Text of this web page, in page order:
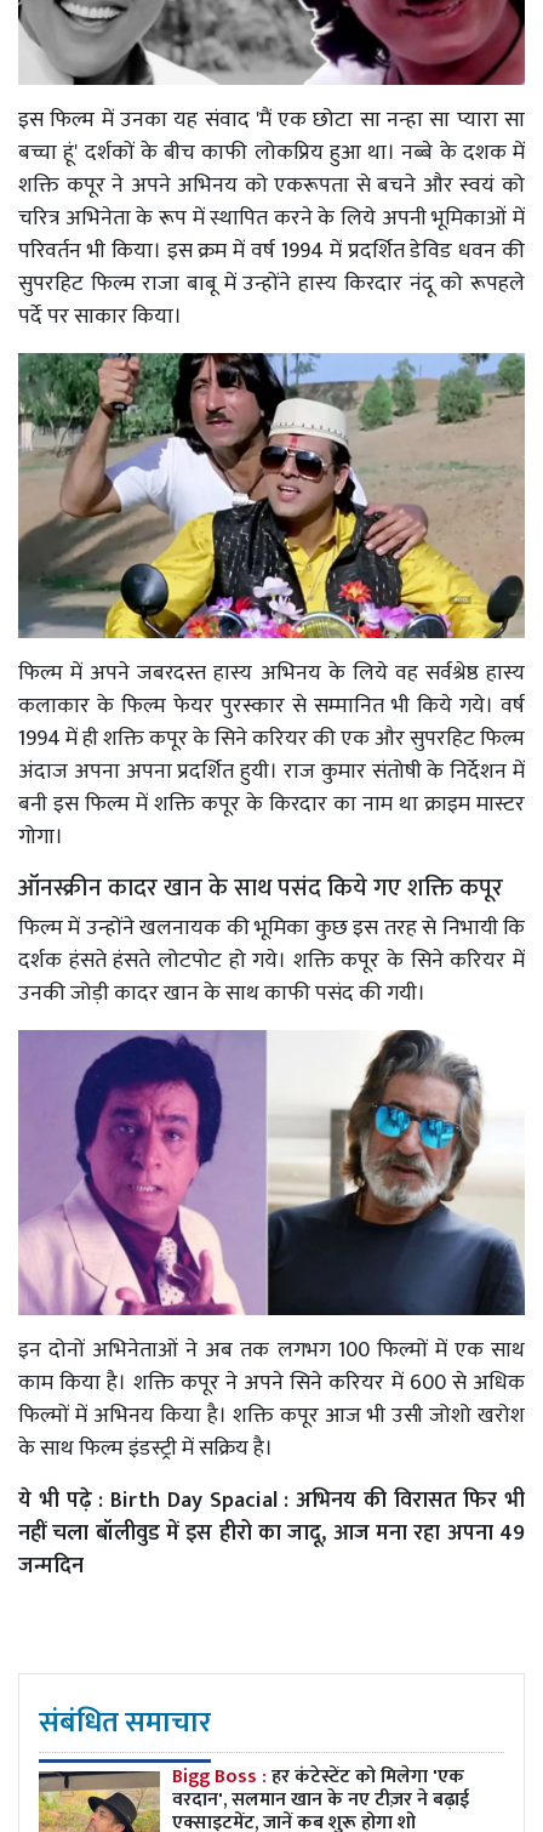
इस फिल्म में उनका यह संवाद 'मैं एक छोटा सा नन्हा सा प्यारा सा
बच्चा हूं' दर्शकों के बीच काफी लोकप्रिय हुआ था। नब्बे के दशक में
शक्ति कपूर ने अपने अभिनय को एकरूपता से बचने और स्वयं को
चरित्र अभिनेता के रूप में स्थापित करने के लिये अपनी भूमिकाओं में
परिवर्तन भी किया। इस क्रम में वर्ष 1994 में प्रदर्शित डेविड धवन की
सुपरहिट फिल्म राजा बाबू में उन्होंने हास्य किरदार नंदू को रूपहले
पर्दे पर साकार किया।
फिल्म में अपने जबरदस्त हास्य अभिनय के लिये वह सर्वश्रेष्ठ हास्य
कलाकार के फिल्म फेयर पुरस्कार से सम्मानित भी किये गये। वर्ष
1994 में ही शक्ति कपूर के सिने करियर की एक और सुपरहिट फिल्म
अंदाज अपना अपना प्रदर्शित हुयी। राज कुमार संतोषी के निर्देशन में
बनी इस फिल्म में शक्ति कपूर के किरदार का नाम था क्राइम मास्टर
गोगा।
ऑनस्क्रीन कादर खान के साथ पसंद किये गए शक्ति कपूर
फिल्म में उन्होंने खलनायक की भूमिका कुछ इस तरह से निभायी कि
दर्शक हंसते हंसते लोटपोट हो गये। शक्ति कपूर के सिने करियर में
उनकी जोड़ी कादर खान के साथ काफी पसंद की गयी।
इन दोनों अभिनेताओं ने अब तक लगभग 100 फिल्मों में एक साथ
काम किया है। शक्ति कपूर ने अपने सिने करियर में 600 से अधिक
फिल्मों में अभिनय किया है। शक्ति कपूर आज भी उसी जोशो खरोश
के साथ फिल्म इंडस्ट्री में सक्रिय है।
ये भी पढ़े : Birth Day Spacial : अभिनय की विरासत फिर भी
नहीं चला बॉलीवुड में इस हीरो का जादू, आज मना रहा अपना 49
जन्मदिन
संबंधित समाचार
Bigg Boss :हर कंटेस्टेंट को मिलेगा 'एक
वरदान', सलमान खान के नए टीज़र ने बढ़ाई
एक्साइटमेंट, जानें कब शुरू होगा शो